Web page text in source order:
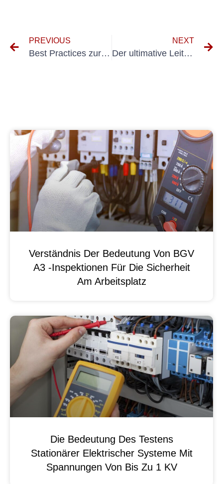
PREVIOUS
Best Practices zur Sicherstellung der Einhaltung der Standards zur Funktionsprüfung elektrischer Anlagen
NEXT
Der ultimative Leitfaden zur BGV A3-Prüfung für neue Ausrüstung
Verständnis Der Bedeutung Von BGV
A3 -Inspektionen Für Die Sicherheit
Am Arbeitsplatz
Die Bedeutung Des Testens
Stationärer Elektrischer Systeme Mit
Spannungen Von Bis Zu 1 KV